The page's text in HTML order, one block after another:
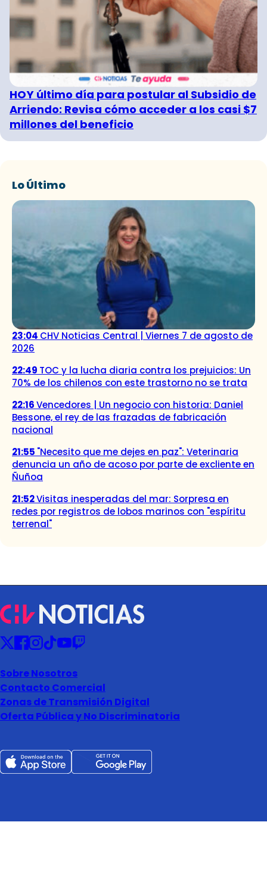
HOY último día para postular al Subsidio de
Arriendo: Revisa cómo acceder a los casi $7
millones del beneficio
Lo Último
23:04 CHV Noticias Central | Viernes 7 de agosto de
2026
22:49 TOC y la lucha diaria contra los prejuicios: Un
70% de los chilenos con este trastorno no se trata
22:16Vencedores | Un negocio con historia: Daniel
Bessone, el rey de las frazadas de fabricación
nacional
21:55 "Necesito que me dejes en paz": Veterinaria
denuncia un año de acoso por parte de excliente en
Ñuñoa
21:52Visitas inesperadas del mar: Sorpresa en
redes por registros de lobos marinos con "espíritu
terrenal"
Sobre Nosotros
Contacto Comercial
Zonas de Transmisión Digital
Oferta Pública y No Discriminatoria